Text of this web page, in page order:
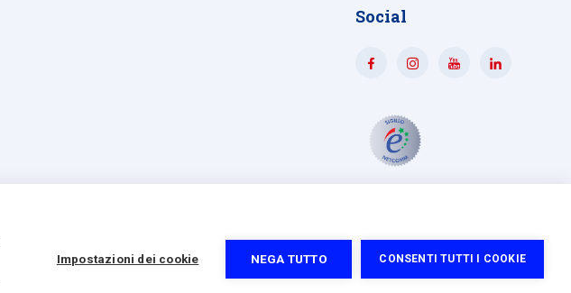
Social
Registro imprese Lecco REA 174228
Capitale sociale 364.000,00 euro i.v.
Impostazioni dei cookie NEGA TUTTO CONSENTI TUTTI I COOKIE